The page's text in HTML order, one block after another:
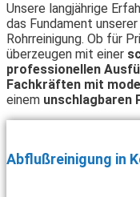
Unsere langjährige
das Fundament
Rohrreinigung. Ob für
überzeugen mit einer
professionellen
Fachkräften mit
einem unschlagbaren
Abflußreinigung in